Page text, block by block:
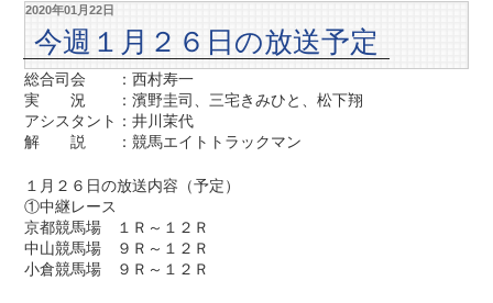
2020年01月22日
今週１月２６日の放送予定
総合司会 ：西村寿一
実 況 ：濱野圭司、三宅きみひと、松下翔
アシスタント：井川茉代
解 説 ：競馬エイトトラックマン
１月２６日の放送内容（予定）
①中継レース
京都競馬場 １Ｒ～１２Ｒ
中山競馬場 ９Ｒ～１２Ｒ
小倉競馬場 ９Ｒ～１２Ｒ